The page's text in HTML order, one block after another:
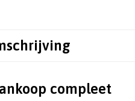
compleet